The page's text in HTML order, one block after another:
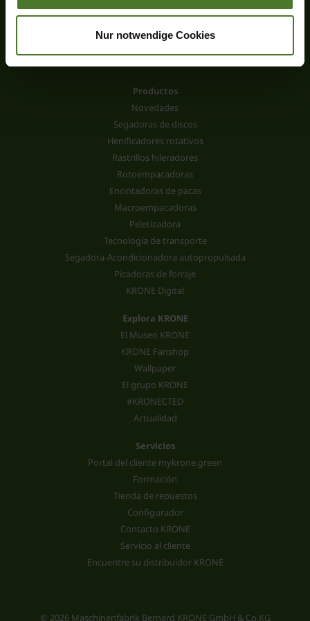
Nur notwendige Cookies
Productos
Novedades
Segadoras de discos
Henificadores rotativos
Rastrillos hileradores
Rotoempacadoras
Encintadoras de pacas
Macroempacadoras
Peletizadora
Tecnología de transporte
Segadora-Acondicionadora autopropulsada
Picadoras de forraje
KRONE Digital
Explora KRONE
El Museo KRONE
KRONE Fanshop
Wallpaper
El grupo KRONE
#KRONECTED
Actualidad
Servicios
Portal del cliente mykrone.green
Formación
Tienda de repuestos
Configurador
Contacto KRONE
Servicio al cliente
Encuentre su distribuidor KRONE
© 2026 Maschinenfabrik Bernard KRONE GmbH & Co.KG